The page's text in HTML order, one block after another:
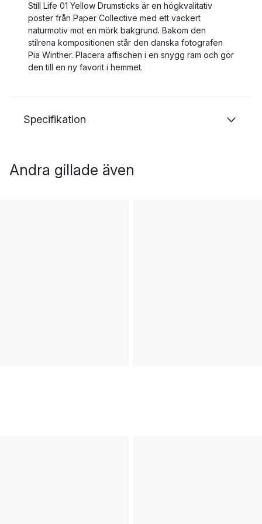
Still Life 01 Yellow Drumsticks är en högkvalitativ
poster från Paper Collective med ett vackert
naturmotiv mot en mörk bakgrund. Bakom den
stilrena kompositionen står den danska fotografen
Pia Winther. Placera affischen i en snygg ram och gör
den till en ny favorit i hemmet.
Specifikation
Andra gillade även